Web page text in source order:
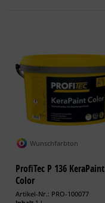
Wunschfarbton
ProfiTec P 136 KeraPaint
Color
Artikel-Nr.: PRO-100077